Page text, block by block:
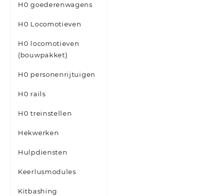
H0 goederenwagens
H0 Locomotieven
H0 locomotieven
(bouwpakket)
H0 personenrijtuigen
H0 rails
H0 treinstellen
Hekwerken
Hulpdiensten
Keerlusmodules
Kitbashing